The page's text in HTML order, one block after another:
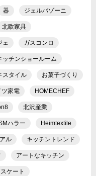
器 ジェルバゾーニ
北欧家具
ェ ガスコンロ
ッチンショールーム
スタイル お菓子づくり
ツ家電 HOMECHEF
北沢産業
ハラー Heimtextile
ル キッチントレンド
アートなキッチン
ケート